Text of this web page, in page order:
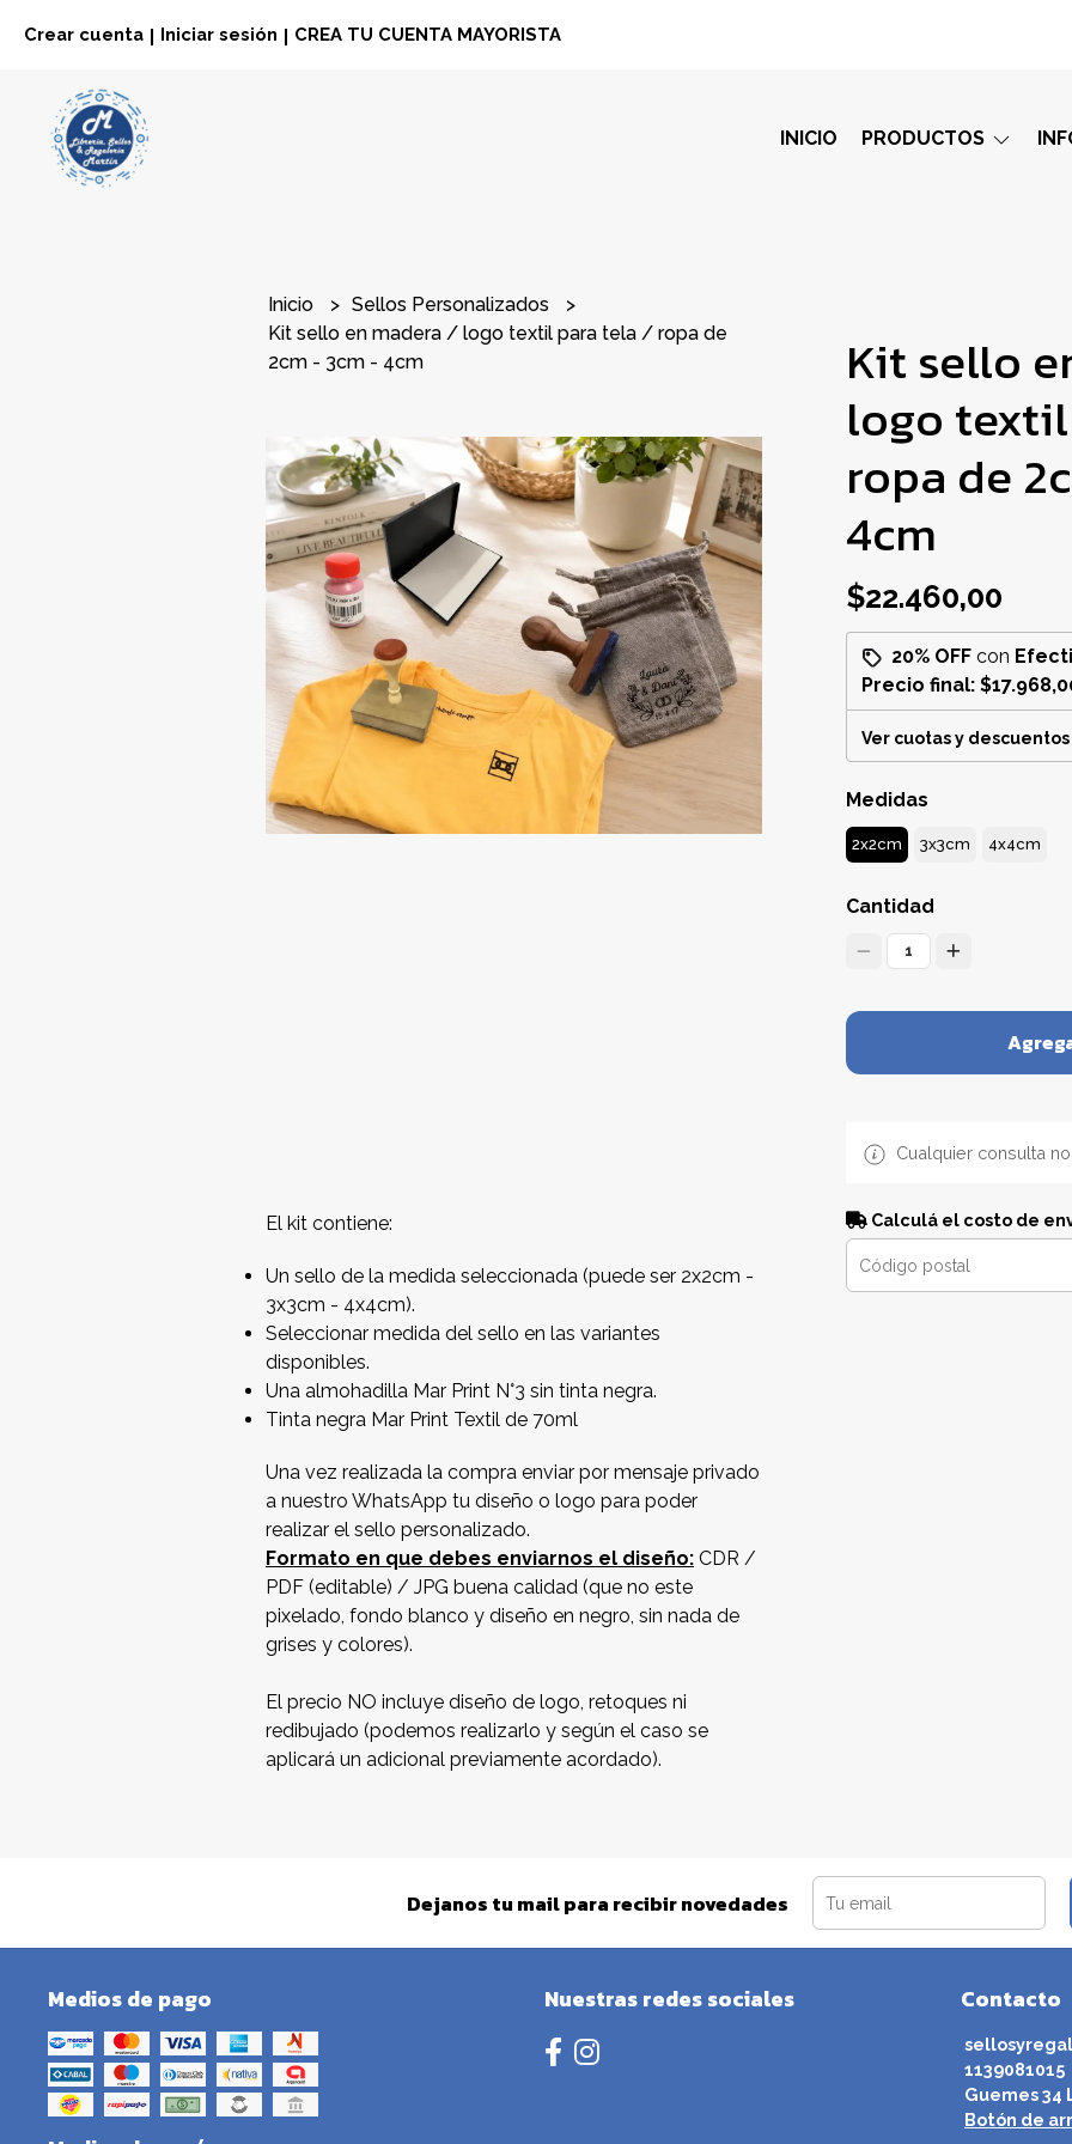
Crear cuenta Iniciar sesión CREA TU CUENTA MAYORISTA
INICIO PRODUCTOS
Inicio
Sellos Personalizados
Kit sello en madera / logo textil para tela / ropa de
2cm - 3cm - 4cm
El kit contiene:
Un sello de la medida seleccionada (puede ser 2x2cm -
3x3cm - 4x4cm).
Seleccionar medida del sello en las variantes
disponibles.
Una almohadilla Mar Print N°3 sin tinta negra.
Tinta negra Mar Print Textil de 70ml
Una vez realizada la compra enviar por mensaje privado
a nuestro WhatsApp tu diseño o logo para poder
realizar el sello personalizado.
Formato en que debes enviarnos el diseño: CDR /
PDF (editable) / JPG buena calidad (que no este
pixelado, fondo blanco y diseño en negro, sin nada de
grises y colores).
El precio NO incluye diseño de logo, retoques ni
redibujado (podemos realizarlo y según el caso se
aplicará un adicional previamente acordado).
Kit sello
logo
ropa de
4cm
$22.460,00
20% OFFcon
Precio final:
Ver cuotas y descuentos
Medidas
2x2cm 3x3cm 4x4cm
Cantidad
1
Cualquier consulta
Calculá el costo de
Dejanos tu mail para recibir novedades
Medios de pago Nuestras redes sociales Contacto
1139081015
Guemes 34
Botón de